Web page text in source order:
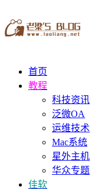
首页
教程
科技资讯
泛微OA
运维技术
Mac系统
星外主机
华众专题
佳软